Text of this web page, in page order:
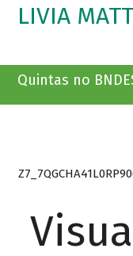
LIVIA
Quintas no